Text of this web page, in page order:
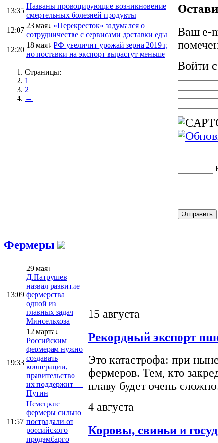
13:35
Названы провоцирующие возникновение
смертельных болезней продукты
12:07
23 мая↓ «Перекресток» задумался о
сотрудничестве с сервисами доставки еды
12:20
18 мая↓ РФ увеличит урожай зерна 2019 г,
но поставки на экспорт вырастут меньше
Страницы:
1
2
→
Ваш e-
Войти
Фермеры
13:09
29 мая↓
Д.Патрушев
назвал развитие
фермерства
одной из
главных задач
Минсельхоза
19:33
12 марта↓
Российским
фермерам нужно
создавать
кооперации,
правительство
их поддержит —
Путин
11:57
Немецкие
фермеры сильно
пострадали от
российского
продэмбарго
15 августа
Рекордный экспорт
Это катастрофа: при
фермеров. Тем, кто
плаву будет очень
4 августа
Коровы, свиньи и